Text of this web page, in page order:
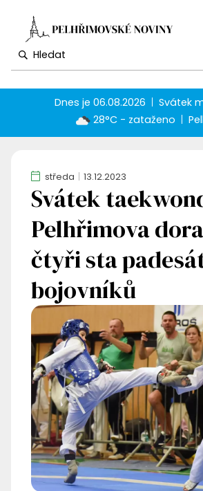
Dnes je06.08.2026 Svátek
28°C - zataženo
středa 13.12.2023
Svátek
Pelhřimova
čtyři sta
bojovníků